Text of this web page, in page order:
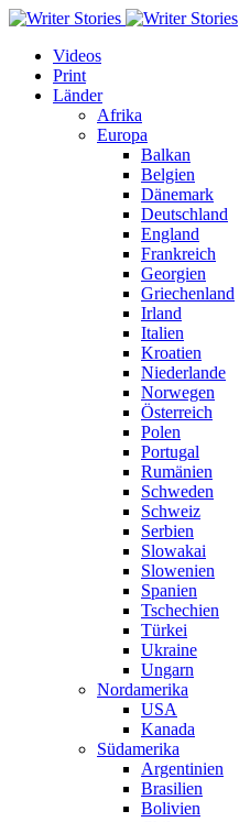
Videos
Print
Länder
Afrika
Europa
Balkan
Belgien
Dänemark
Deutschland
England
Frankreich
Georgien
Griechenland
Irland
Italien
Kroatien
Niederlande
Norwegen
Österreich
Polen
Portugal
Rumänien
Schweden
Schweiz
Serbien
Slowakai
Slowenien
Spanien
Tschechien
Türkei
Ukraine
Ungarn
Nordamerika
USA
Kanada
Südamerika
Argentinien
Brasilien
Bolivien